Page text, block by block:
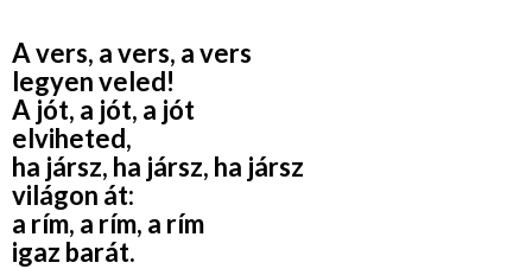
A vers, a vers, a vers
legyen veled!
A jót, a jót, a jót
elviheted,
ha jársz, ha jársz, ha jársz
világon át:
a rím, a rím, a rím
igaz barát.